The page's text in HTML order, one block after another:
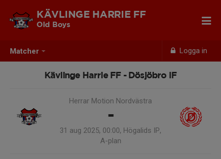
Matcher Logga in
KÄVLINGE HARRIE FF
Old Boys
Kävlinge Harrie FF - Dösjöbro IF
Herrar Motion Nordvästra
-
31 aug 2025, 00:00, Högalids IP,
A-plan